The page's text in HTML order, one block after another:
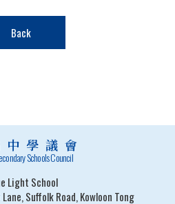
Back
學議會
Schools Council
Light School
Suffolk Road, Kowloon Tong